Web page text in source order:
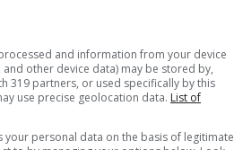
and information from your device
other device data) may be stored by,
319 partners, or used specifically by this
use precise geolocation data. List of
your personal data on the basis of legitimate